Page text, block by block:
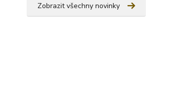
Zobrazit všechny novinky